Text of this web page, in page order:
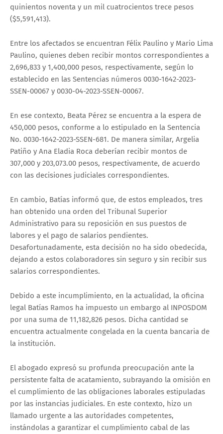
quinientos noventa y un mil cuatrocientos trece pesos
($5,591,413).
Entre los afectados se encuentran Félix Paulino y Mario Lima
Paulino, quienes deben recibir montos correspondientes a
2,696,833 y 1,400,000 pesos, respectivamente, según lo
establecido en las Sentencias números 0030-1642-2023-
SSEN-00067 y 0030-04-2023-SSEN-00067.
En ese contexto, Beata Pérez se encuentra a la espera de
450,000 pesos, conforme a lo estipulado en la Sentencia
No. 0030-1642-2023-SSEN-681. De manera similar, Argelia
Patiño y Ana Eladia Roca deberían recibir montos de
307,000 y 203,073.00 pesos, respectivamente, de acuerdo
con las decisiones judiciales correspondientes.
En cambio, Batías informó que, de estos empleados, tres
han obtenido una orden del Tribunal Superior
Administrativo para su reposición en sus puestos de
labores y el pago de salarios pendientes.
Desafortunadamente, esta decisión no ha sido obedecida,
dejando a estos colaboradores sin seguro y sin recibir sus
salarios correspondientes.
Debido a este incumplimiento, en la actualidad, la oficina
legal Batías Ramos ha impuesto un embargo al INPOSDOM
por una suma de 11,182,826 pesos. Dicha cantidad se
encuentra actualmente congelada en la cuenta bancaria de
la institución.
El abogado expresó su profunda preocupación ante la
persistente falta de acatamiento, subrayando la omisión en
el cumplimiento de las obligaciones laborales estipuladas
por las instancias judiciales. En este contexto, hizo un
llamado urgente a las autoridades competentes,
instándolas a garantizar el cumplimiento cabal de las